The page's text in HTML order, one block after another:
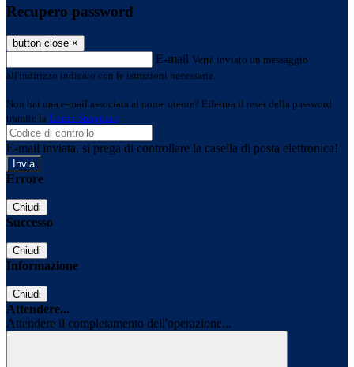
Recupero password
button close ×
E-mail Verrà inviato un messaggio
all'indirizzo indicato con le istruzioni necessarie.
Non hai una e-mail associata al nome utente? Effettua il reset della password
tramite la Login Spaggiari
E-mail inviata, si prega di controllare la casella di posta elettronica!
Errore
Chiudi
Successo
Chiudi
Informazione
Chiudi
Attendere...
Attendere il completamento dell'operazione...